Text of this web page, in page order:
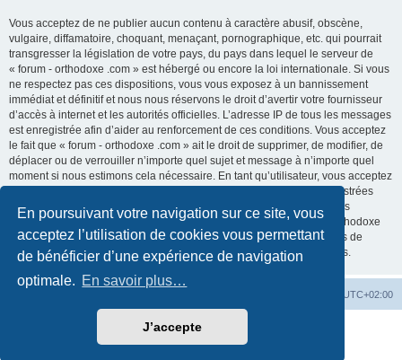
En poursuivant votre navigation sur ce site, vous
acceptez l’utilisation de cookies vous permettant
de bénéficier d’une expérience de navigation
optimale. En savoir plus…
J’accepte
Vous acceptez de ne publier aucun contenu à caractère abusif, obscène,
vulgaire, diffamatoire, choquant, menaçant, pornographique, etc. qui pourrait
transgresser la législation de votre pays, du pays dans lequel le serveur de
« forum - orthodoxe .com » est hébergé ou encore la loi internationale. Si vous
ne respectez pas ces dispositions, vous vous exposez à un bannissement
immédiat et définitif et nous nous réservons le droit d’avertir votre fournisseur
d’accès à internet et les autorités officielles. L’adresse IP de tous les messages
est enregistrée afin d’aider au renforcement de ces conditions. Vous acceptez
le fait que « forum - orthodoxe .com » ait le droit de supprimer, de modifier, de
déplacer ou de verrouiller n’importe quel sujet et message à n’importe quel
moment si nous estimons cela nécessaire. En tant qu’utilisateur, vous acceptez
que toutes les informations que vous avez renseignées soient enregistrées
dans notre base de données. Bien que ces informations ne seront pas
diffusées à une tierce partie sans votre consentement, ni « forum - orthodoxe
.com », ni phpBB, ne pourront être tenus comme responsables en cas de
tentative de piratage informatique visant à compromettre vos données.
UTC+02:00
phpBB® Forum Software © phpBB Limited
©